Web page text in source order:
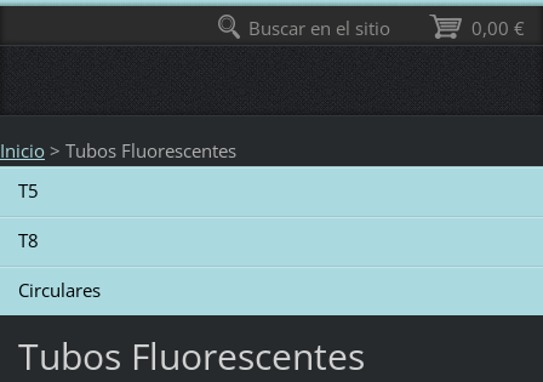
Inicio > Tubos Fluorescentes
T5
T8
Circulares
Tubos Fluorescentes
0,00 €
Buscar en el sitio